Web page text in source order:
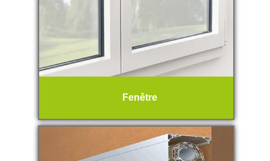
Fenêtre